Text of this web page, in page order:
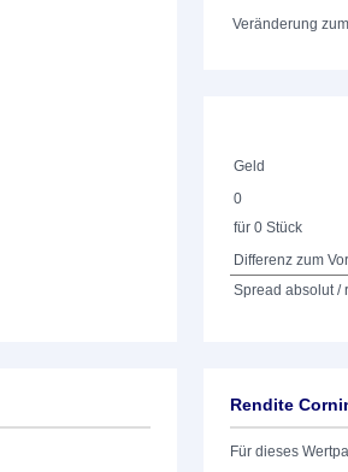
Veränderung
Geld
0
für 0 Stück
Differenz zum
Spread absolut /
Rendite
Für dieses